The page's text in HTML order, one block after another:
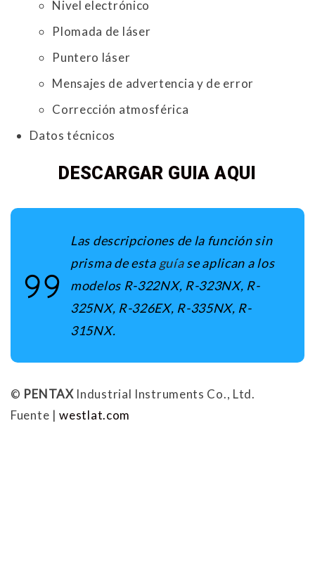
Nivel electrónico
Plomada de láser
Puntero láser
Mensajes de advertencia y de error
Corrección atmosférica
Datos técnicos
DESCARGAR GUIA AQUI
Las descripciones de la función sin
prisma de esta guíase aplican a los
modelos R-322NX, R-323NX, R-
325NX, R-326EX, R-335NX, R-
315NX.
© PENTAXIndustrial Instruments Co., Ltd.
Fuente |westlat.com